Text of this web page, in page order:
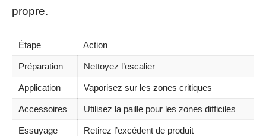
propre.
Étape Action
Préparation Nettoyez l’escalier
Application Vaporisez sur les zones critiques
Accessoires Utilisez la paille pour les zones difficiles
Essuyage Retirez l’excédent de produit